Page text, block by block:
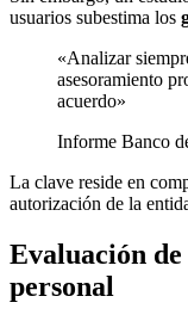
usuarios subestima los
«Analizar siempre la relación coste-beneficio y solicitar
asesoramiento
acuerdo»
Informe Banco
La clave reside en
autorización de la
Evaluación
personal